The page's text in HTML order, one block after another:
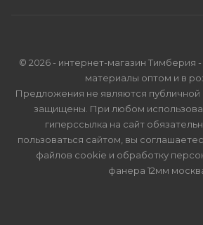
© 2026 - интернет-магазин Тимберия
материалы оптом и в
Предложения не являются
защищены. При любом
гиперссылка на сайт
пользоваться сайтом, вы
файлов cookie и обработку
фанера 12мм